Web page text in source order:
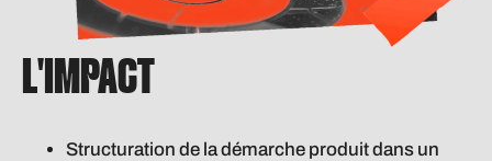
L'IMPACT
Structuration de la démarche produit dans un